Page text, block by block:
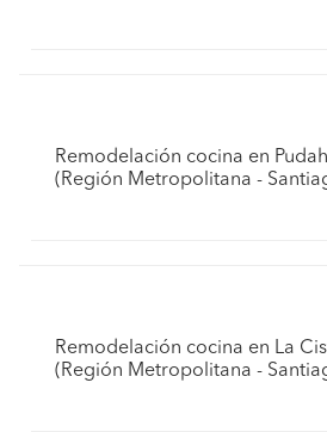
Remodelación cocina en
(Región Metropolitana -
Remodelación cocina en La
(Región Metropolitana -